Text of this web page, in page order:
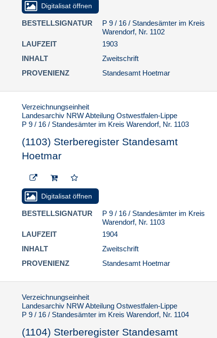
Digitalisat öffnen
BESTELLSIGNATUR
P 9 / 16 / Standesämter im Kreis
Warendorf, Nr. 1102
LAUFZEIT
1903
INHALT
Zweitschrift
PROVENIENZ
Standesamt Hoetmar
Verzeichnungseinheit
Landesarchiv NRW Abteilung Ostwestfalen-Lippe
P 9 / 16 / Standesämter im Kreis Warendorf, Nr. 1103
(1103) Sterberegister Standesamt
Hoetmar
Digitalisat öffnen
BESTELLSIGNATUR
P 9 / 16 / Standesämter im Kreis
Warendorf, Nr. 1103
LAUFZEIT
1904
INHALT
Zweitschrift
PROVENIENZ
Standesamt Hoetmar
Verzeichnungseinheit
Landesarchiv NRW Abteilung Ostwestfalen-Lippe
P 9 / 16 / Standesämter im Kreis Warendorf, Nr. 1104
(1104) Sterberegister Standesamt